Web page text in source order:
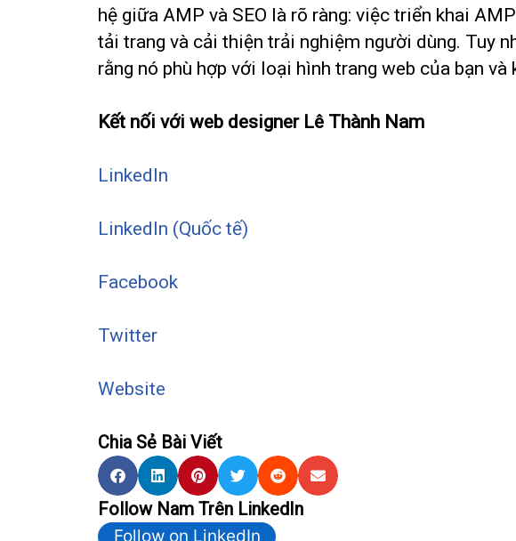
hệ giữa AMP và SEO là rõ ràng: việc triển khai
tải trang và cải thiện trải nghiệm người dùng. Tuy
rằng nó phù hợp với loại hình trang web của bạn
Kết nối với web designer Lê Thành Nam
LinkedIn
LinkedIn (Quốc tế)
Facebook
Twitter
Website
Chia Sẻ Bài Viết
Follow Nam Trên LinkedIn
Follow on LinkedIn